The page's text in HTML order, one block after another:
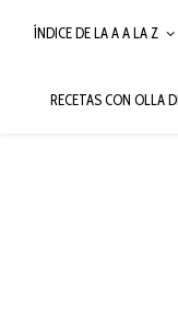
ÍNDICE DE LA A A LA Z
RECETAS CON OLLA